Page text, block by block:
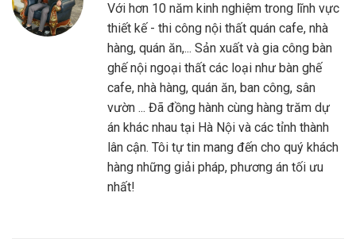
Với hơn 10 năm kinh nghiệm trong lĩnh vực
thiết kế - thi công nội thất quán cafe, nhà
hàng, quán ăn,... Sản xuất và gia công bàn
ghế nội ngoại thất các loại như bàn ghế
cafe, nhà hàng, quán ăn, ban công, sân
vườn ... Đã đồng hành cùng hàng trăm dự
án khác nhau tại Hà Nội và các tỉnh thành
lân cận. Tôi tự tin mang đến cho quý khách
hàng những giải pháp, phương án tối ưu
nhất!